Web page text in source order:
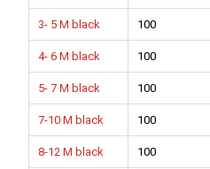
3- 5 M black 100
4- 6 M black 100
5- 7 M black 100
7-10 M black 100
8-12 M black 100